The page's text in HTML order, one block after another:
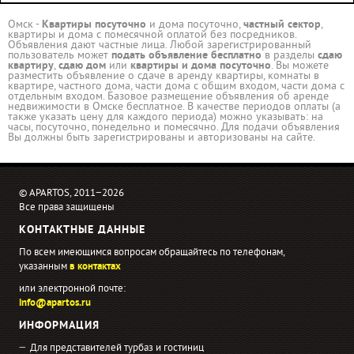
Омск - Квартиры посуточно и дома посуточно,частный сектор,
квартиры и дома с помесячной оплатой без посредников.
Объявления дают частные лица. Любой зарегистрированный
пользователь может подать объявление бесплатно в разделы сдаю
квартиру,сдаю дом или квартиры и дома посуточно. Вы можете
разместить объявление о сдаче в аренду квартиры, комнаты в
квартире, частного дома, части дома с общим входом, части дома с
отдельным входом. Базовое размещение объявления об аренде
недвижимости в Омске бесплатное. В качестве периодов оплаты (а
также указать цену для каждого периода) можно указывать: на
часы, посуточно, понедельно и помесячно. Для подачи объявления
Вы должны быть зарегистрированы и авторизованы на сайте.
© APARTOS, 2011−2026
Все права защищены
КОНТАКТНЫЕ ДАННЫЕ
По всем имеющимся вопросам обращайтесь по телефонам,
указаннымв контактах
или электронной почте:
info@apartos.ru
ИНФОРМАЦИЯ
Для представителей турбаз и гостиниц